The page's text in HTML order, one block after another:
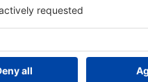
Cât costă